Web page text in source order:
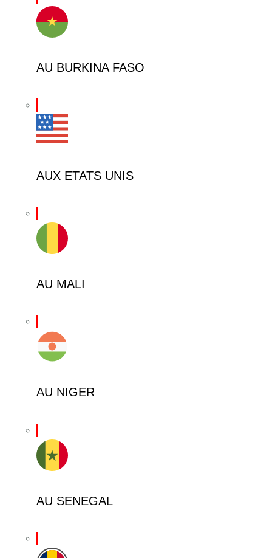
AU BURKINA FASO
AUX ETATS UNIS
AU MALI
AU NIGER
AU SENEGAL